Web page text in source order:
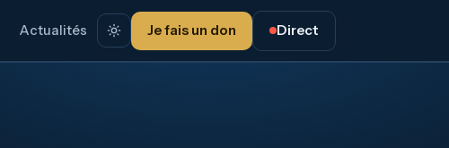
Actualités Je fais un don Direct